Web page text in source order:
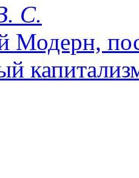
С.
Модерн,